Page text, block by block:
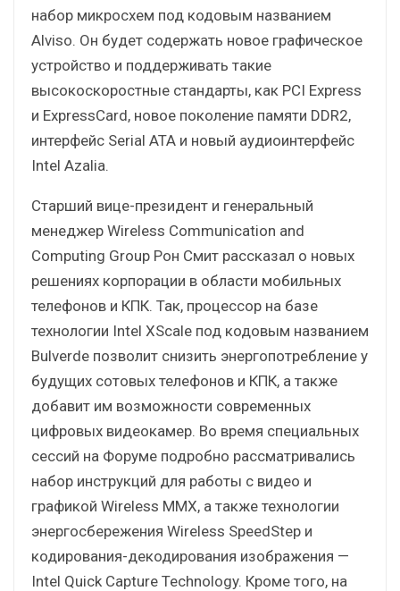
набор микросхем под кодовым названием
Alviso. Он будет содержать новое графическое
устройство и поддерживать такие
высокоскоростные стандарты, как PCI Express
и ExpressCard, новое поколение памяти DDR2,
интерфейс Serial ATA и новый аудиоинтерфейс
Intel Azalia.
Старший вице-президент и генеральный
менеджер Wireless Communication and
Computing Group Рон Смит рассказал о новых
решениях корпорации в области мобильных
телефонов и КПК. Так, процессор на базе
технологии Intel XScale под кодовым названием
Bulverde позволит снизить энергопотребление у
будущих сотовых телефонов и КПК, а также
добавит им возможности современных
цифровых видеокамер. Во время специальных
сессий на Форуме подробно рассматривались
набор инструкций для работы с видео и
графикой Wireless MMX, а также технологии
энергосбережения Wireless SpeedStep и
кодирования-декодирования изображения —
Intel Quick Capture Technology. Кроме того, на